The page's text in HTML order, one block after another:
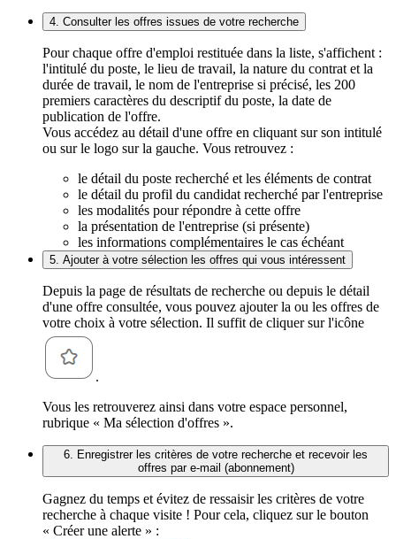
4. Consulter les offres issues de votre recherche
Pour chaque offre d'emploi restituée dans la liste, s'affichent :
l'intitulé du poste, le lieu de travail, la nature du contrat et la
durée de travail, le nom de l'entreprise si précisé, les 200
premiers caractères du descriptif du poste, la date de
publication de l'offre.
Vous accédez au détail d'une offre en cliquant sur son intitulé
ou sur le logo sur la gauche. Vous retrouvez :
le détail du poste recherché et les éléments de contrat
le détail du profil du candidat recherché par l'entreprise
les modalités pour répondre à cette offre
la présentation de l'entreprise (si présente)
les informations complémentaires le cas échéant
5. Ajouter à votre sélection les offres qui vous intéressent
Depuis la page de résultats de recherche ou depuis le détail
d'une offre consultée, vous pouvez ajouter la ou les offres de
votre choix à votre sélection. Il suffit de cliquer sur l'icône
.
Vous les retrouverez ainsi dans votre espace personnel,
rubrique « Ma sélection d'offres ».
6. Enregistrer les critères de votre recherche et recevoir les
offres par e-mail (abonnement)
Gagnez du temps et évitez de ressaisir les critères de votre
recherche à chaque visite ! Pour cela, cliquez sur le bouton
« Créer une alerte » :